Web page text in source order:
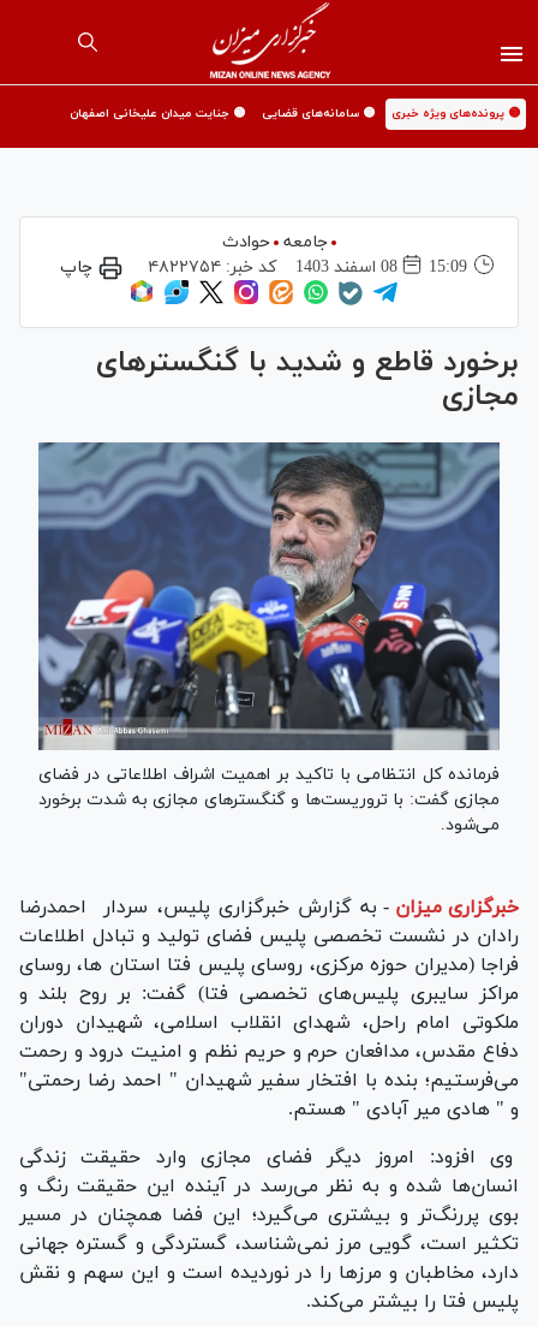
🟡 پرونده‌های ویژه خبری 🟡 سامانه‌های قضایی 🟡 جنایت میدان علیخانی اصفهان
جامعه
حوادث
15:09
08 اسفند 1403 کد خبر:۴۸۲۲۷۵۴ چاپ
برخورد قاطع و شدید با گنگستر‌های
مجازی
فرمانده کل انتظامی با تاکید بر اهمیت اشراف اطلاعاتی در فضای
مجازی گفت: با تروریست‌ها و گنگستر‌های مجازی به شدت برخورد
می‌شود.
خبرگزاری میزان - به گزارش خبرگزاری پلیس، سردار احمدرضا
رادان در نشست تخصصی پلیس فضای تولید و تبادل اطلاعات
فراجا (مدیران حوزه مرکزی، روسای پلیس فتا استان ها، روسای
مراکز سایبری پلیس‌های تخصصی فتا) گفت: بر روح بلند و
ملکوتی امام راحل، شهدای انقلاب اسلامی، شهیدان دوران
دفاع مقدس، مدافعان حرم و حریم نظم و امنیت درود و رحمت
می‌فرستیم؛ بنده با افتخار سفیر شهیدان " احمد رضا رحمتی"
و " هادی میر آبادی " هستم.
وی افزود: امروز دیگر فضای مجازی وارد حقیقت زندگی
انسان‌ها شده و به نظر می‌رسد در آینده این حقیقت رنگ و
بوی پررنگ‌تر و بیشتری می‌گیرد؛ این فضا همچنان در مسیر
تکثیر است، گویی مرز نمی‌شناسد، گستردگی و گستره جهانی
دارد، مخاطبان و مرز‌ها را در نوردیده است و این سهم و نقش
پلیس فتا را بیشتر می‌کند.